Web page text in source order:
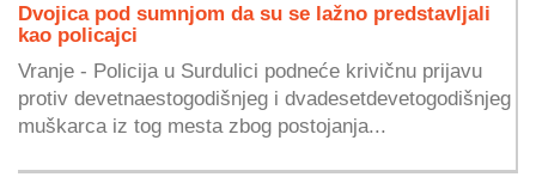
Dvojica pod sumnjom da su se lažno predstavljali
kao policajci
Vranje - Policija u Surdulici podneće krivičnu prijavu
protiv devetnaestogodišnjeg i dvadesetdevetogodišnjeg
muškarca iz tog mesta zbog postojanja...